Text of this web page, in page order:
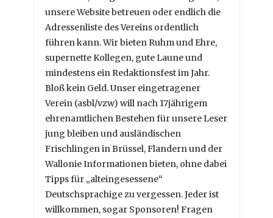
unsere Website betreuen oder endlich die
Adressenliste des Vereins ordentlich
führen kann. Wir bieten Ruhm und Ehre,
supernette Kollegen, gute Laune und
mindestens ein Redaktionsfest im Jahr.
Bloß kein Geld. Unser eingetragener
Verein (asbl/vzw) will nach 17jährigem
ehrenamtlichen Bestehen für unsere Leser
jung bleiben und ausländischen
Frischlingen in Brüssel, Flandern und der
Wallonie Informationen bieten, ohne dabei
Tipps für „alteingesessene“
Deutschsprachige zu vergessen. Jeder ist
willkommen, sogar Sponsoren! Fragen